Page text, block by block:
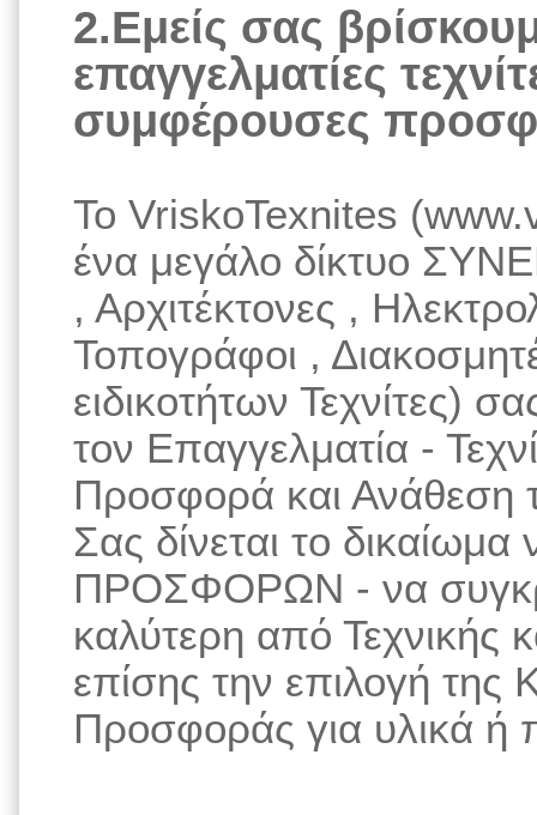
2.Εμείς σας
επαγγελματίες
συμφέρουσες
Το VriskoTexnites
ένα μεγάλο δίκτυο
, Αρχιτέκτονες ,
Τοπογράφοι ,
ειδικοτήτων Τεχνίτες)
τον Επαγγελματία -
Προσφορά και Ανάθεση
Σας δίνεται το δικαίωμα
ΠΡΟΣΦΟΡΩΝ - να
καλύτερη από Τεχνικής
επίσης την επιλογή της
Προσφοράς για υλικά ή